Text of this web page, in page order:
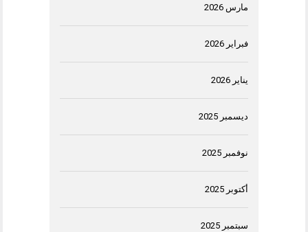
مارس 2026
فبراير 2026
يناير 2026
ديسمبر 2025
نوفمبر 2025
أكتوبر 2025
سبتمبر 2025